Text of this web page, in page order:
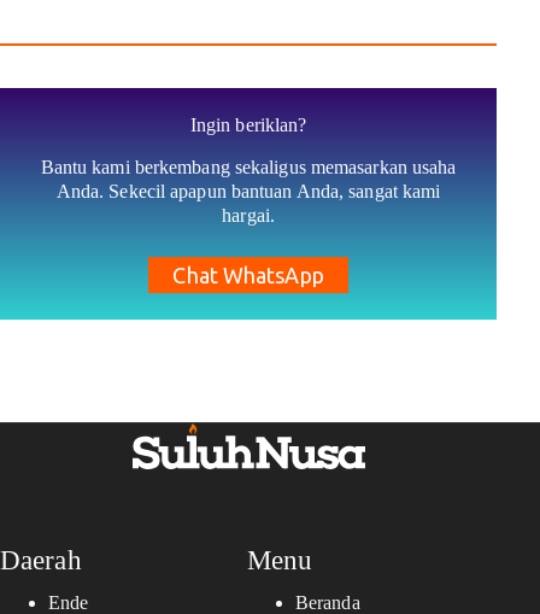
Ingin beriklan?
Bantu kami berkembang sekaligus memasarkan usaha
Anda. Sekecil apapun bantuan Anda, sangat kami
hargai.
Chat WhatsApp
Daerah
Ende
Menu
Beranda